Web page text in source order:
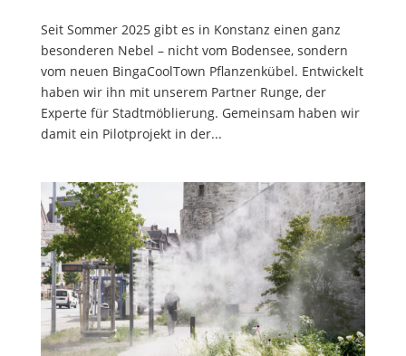
Seit Sommer 2025 gibt es in Konstanz einen ganz
besonderen Nebel – nicht vom Bodensee, sondern
vom neuen BingaCoolTown Pflanzenkübel. Entwickelt
haben wir ihn mit unserem Partner Runge, der
Experte für Stadtmöblierung. Gemeinsam haben wir
damit ein Pilotprojekt in der...